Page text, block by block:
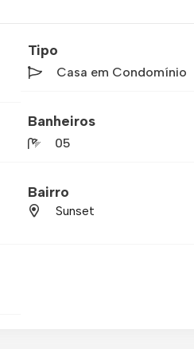
Tipo
Casa em Condomínio
Banheiros
05
Bairro
Sunset